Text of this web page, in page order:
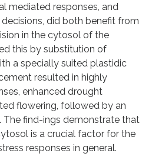
mediated responses, and
did both benefit from
in the cytosol of the
this by substitution of
a specially suited plastidic
resulted in highly
enhanced drought
flowering, followed by an
The find-ings demonstrate that
is a crucial factor for the
responses in general.